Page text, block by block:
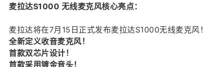
麦拉达S1000 无线麦克风核心亮点：
麦拉达将在7月15日正式发布麦拉达S1000无线麦克风！
全新定义收音麦克风！
首款双芯片设计！
首款采用镀金音头！